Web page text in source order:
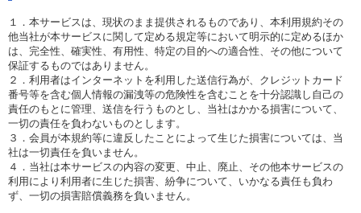
１．本サービスは、現状のまま提供されるものであり、本利用規約その
他当社が本サービスに関して定める規定等において明示的に定めるほか
は、完全性、確実性、有用性、特定の目的への適合性、その他について
保証するものではありません。
２．利用者はインターネットを利用した送信行為が、クレジットカード
番号等を含む個人情報の漏洩等の危険性を含むことを十分認識し自己の
責任のもとに管理、送信を行うものとし、当社はかかる損害について、
一切の責任を負わないものとします。
３．会員が本規約等に違反したことによって生じた損害については、当
社は一切責任を負いません。
４．当社は本サービスの内容の変更、中止、廃止、その他本サービスの
利用により利用者に生じた損害、紛争について、いかなる責任も負わ
ず、一切の損害賠償義務を負いません。